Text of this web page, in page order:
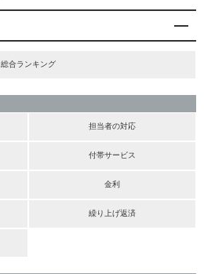
総合ランキング
担当者の対応
付帯サービス
金利
繰り上げ返済